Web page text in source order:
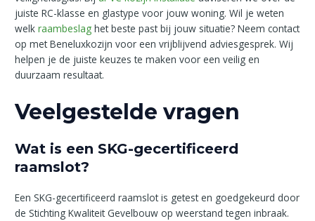
juiste RC-klasse en glastype voor jouw woning. Wil je weten
welkraambeslag het beste past bij jouw situatie? Neem contact
op met Beneluxkozijn voor een vrijblijvend adviesgesprek. Wij
helpen je de juiste keuzes te maken voor een veilig en
duurzaam resultaat.
Veelgestelde vragen
Wat is een SKG-gecertificeerd
raamslot?
Een SKG-gecertificeerd raamslot is getest en goedgekeurd door
de Stichting Kwaliteit Gevelbouw op weerstand tegen inbraak.